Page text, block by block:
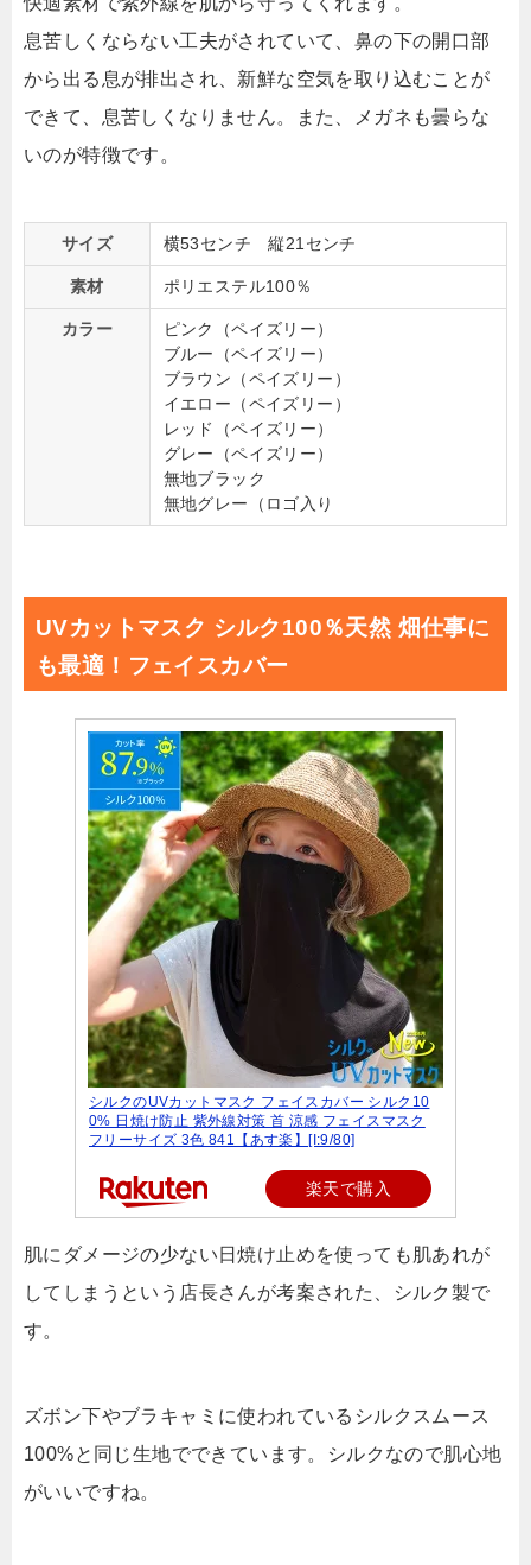
息苦しくならない工夫がされていて、鼻の下の開口部
から出る息が排出され、新鮮な空気を取り込むことが
できて、息苦しくなりません。また、メガネも曇らな
いのが特徴です。
サイズ 横53センチ 縦21センチ
素材 ポリエステル100％
カラー
ピンク（ペイズリー）
ブルー（ペイズリー）
ブラウン（ペイズリー）
イエロー（ペイズリー）
レッド（ペイズリー）
グレー（ペイズリー）
無地ブラック
無地グレー（ロゴ入り
UVカットマスク シルク100％天然 畑仕事に
も最適！フェイスカバー
シルクのUVカットマスク フェイスカバー シルク10
0% 日焼け防止 紫外線対策 首 涼感 フェイスマスク
フリーサイズ 3色 841【あす楽】[I:9/80]
楽天で購入
肌にダメージの少ない日焼け止めを使っても肌あれが
してしまうという店長さんが考案された、シルク製で
す。
ズボン下やブラキャミに使われているシルクスムース
100%と同じ生地でできています。シルクなので肌心地
がいいですね。